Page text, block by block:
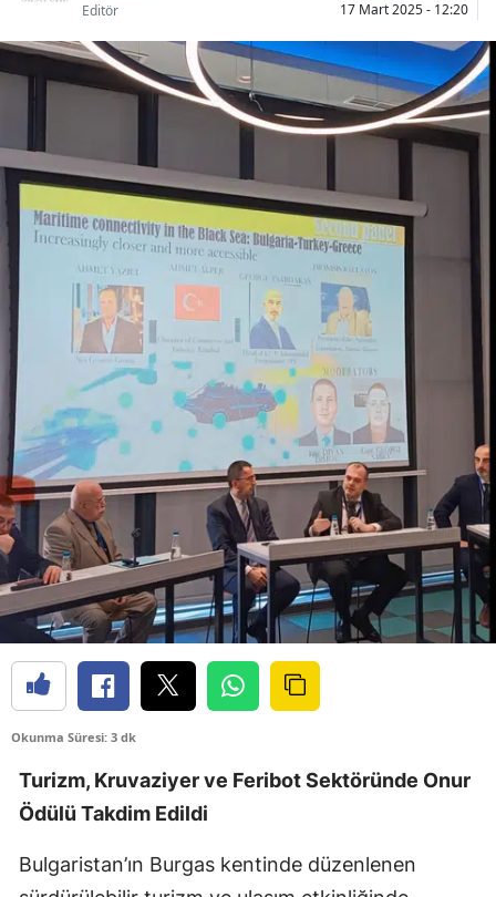
Editör
17 Mart 2025 - 12:20
Okunma Süresi: 3 dk
Turizm, Kruvaziyer ve Feribot Sektöründe Onur
Ödülü Takdim Edildi
Bulgaristan’ın Burgas kentinde düzenlenen